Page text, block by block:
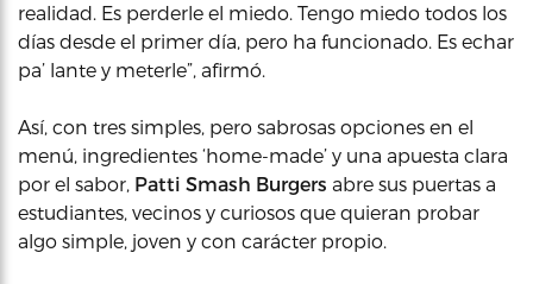
realidad. Es perderle el miedo. Tengo miedo todos los
días desde el primer día, pero ha funcionado. Es echar
pa’ lante y meterle”, afirmó.
Así, con tres simples, pero sabrosas opciones en el
menú, ingredientes ‘home-made’ y una apuesta clara
por el sabor, Patti Smash Burgers abre sus puertas a
estudiantes, vecinos y curiosos que quieran probar
algo simple, joven y con carácter propio.